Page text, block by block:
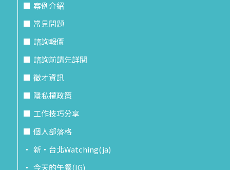
案例介紹
常見問題
諮詢報價
諮詢前請先詳閱
徵才資訊
隱私權政策
工作技巧分享
個人部落格
新‧台北Watching(ja)
今天的午餐(IG)